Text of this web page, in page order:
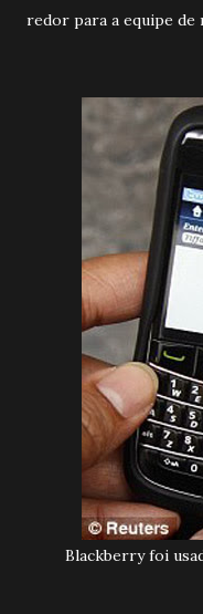
redor para a equipe de
Blackberry foi